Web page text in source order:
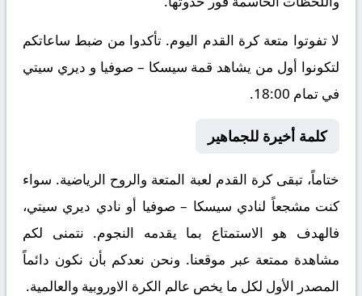
لا تفوتوا متعة كرة القدم اليوم. تأكدوا من ضبط ساعاتكم
لتكونوا أول من يشاهد قمة سيسكا – صوفيا و ديري سيتي
في تمام 18:00.
كلمة أخيرة للجماهير
ختاماً، تبقى كرة القدم لعبة المتعة والروح الرياضية. سواء
كنت مشجعاً لنادي سيسكا – صوفيا أو نادي ديري سيتي،
فالهدف هو الاستمتاع بما يقدمه النجوم. نتمنى لكم
مشاهدة ممتعة عبر موقعنا. ونحن نعدكم بأن نكون دائماً
المصدر الأول لكل ما يخص عالم الكرة الاوروبية والعالمية.